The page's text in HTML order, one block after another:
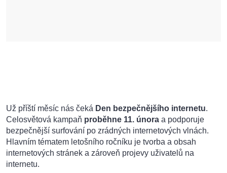
Už příští měsíc nás čeká Den bezpečnějšího internetu.
Celosvětová kampaň proběhne 11. února a podporuje
bezpečnější surfování po zrádných internetových vlnách.
Hlavním tématem letošního ročníku je tvorba a obsah
internetových stránek a zároveň projevy uživatelů na
internetu.